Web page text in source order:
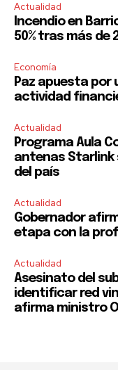
Actualidad
Incendio en
50% tras más
Economía
Paz apuesta por
actividad
Actualidad
Programa Aula
antenas Starlink
del país
Actualidad
Gobernador
etapa con la
Actualidad
Asesinato del
identificar red
afirma ministro